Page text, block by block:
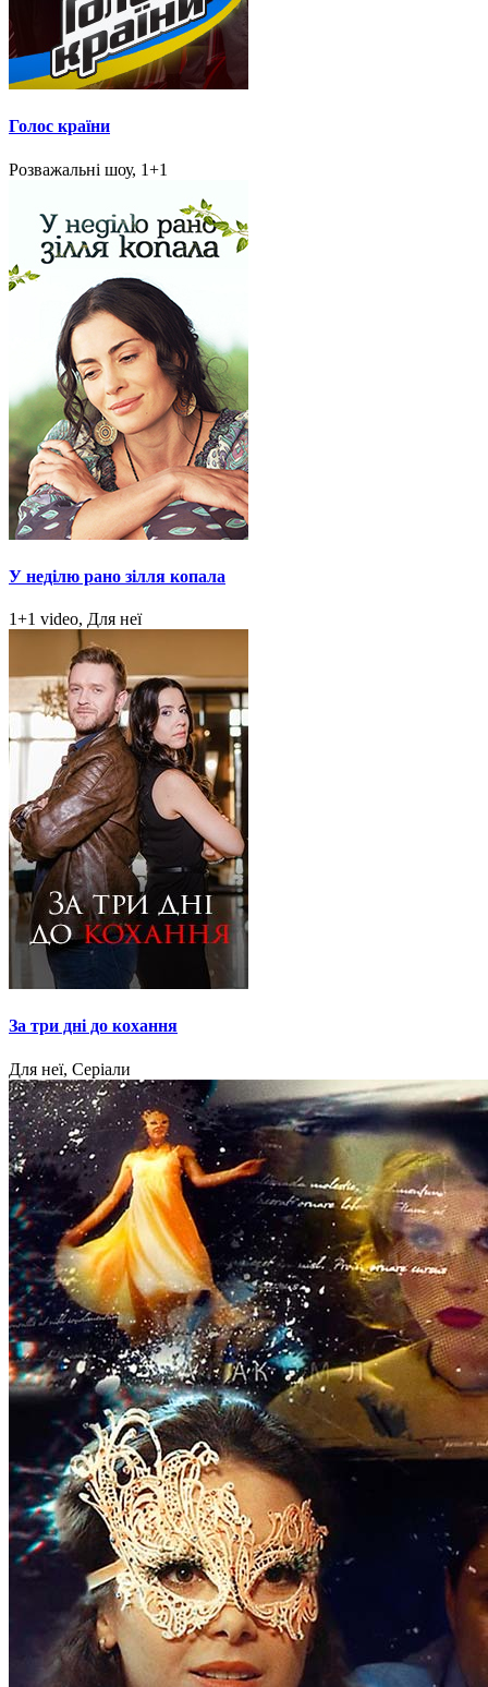
Голос країни
Розважальні шоу, 1+1
У неділю рано зілля копала
1+1 video, Для неї
За три дні до кохання
Для неї, Серіали